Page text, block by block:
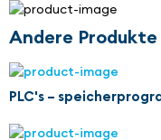
Andere
PLC's –